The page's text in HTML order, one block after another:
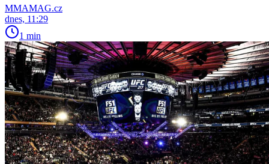
MMAMAG.cz
dnes, 11:29
1 min